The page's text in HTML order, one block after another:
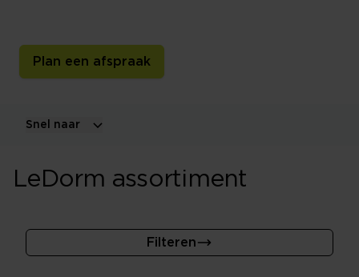
Plan een afspraak
Snel naar
LeDorm assortiment
Filteren